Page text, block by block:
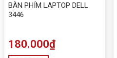
BÀN PHÍM LAPTOP DELL
3446
180.000₫